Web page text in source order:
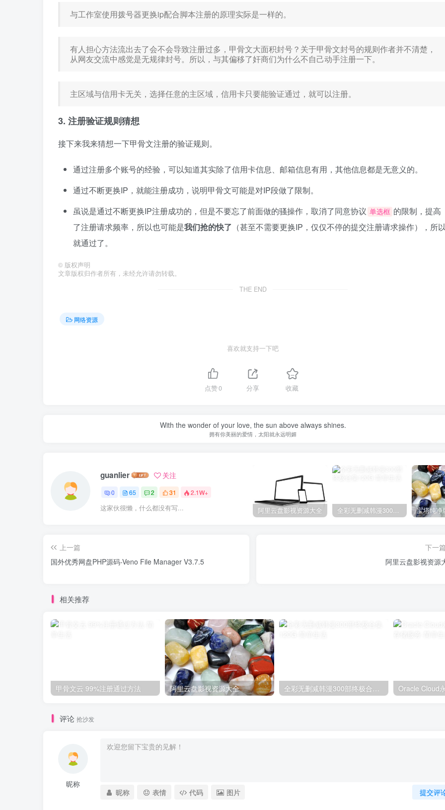
与工作室使用拨号器更换ip配合脚本注册的原理实际是一样的。
有人担心方法流出去了会不会导致注册过多，甲骨文大面积封号？关于甲骨文封号的规则作者并不清楚，
从网友交流中感觉是无规律封号。所以，与其偏移了奸商们为什么不自己动手注册一下。
主区域与信用卡无关，选择任意的主区域，信用卡只要能验证通过，就可以注册。
3. 注册验证规则猜想
接下来我来猜想一下甲骨文注册的验证规则。
通过注册多个账号的经验，可以知道其实除了信用卡信息、邮箱信息有用，其他信息都是无意义的。
通过不断更换IP，就能注册成功，说明甲骨文可能是对IP段做了限制。
虽说是通过不断更换IP注册成功的，但是不要忘了前面做的骚操作，取消了同意协议 单选框 的限制，提高
了注册请求频率，所以也可能是我们抢的快了 （甚至不需要更换IP，仅仅不停的提交注册请求操作），所
就通过了。
© 版权声明
文章版权归作者所有，未经允许请勿转载。
THE END
网络资源
喜欢就支持一下吧
点赞0 分享 收藏
With the wonder of your love, the sun above always shines.
拥有你美丽的爱情，太阳就永远明媚
guanlier 关注
0 65 2 31 2.1W+
这家伙很懒，什么都没有写... 阿里云盘影视资源大全 宝塔纯净
上一篇
国外优秀网盘PHP源码-Veno File Manager V3.7.5
下一
阿里云盘影视资源
相关推荐
甲骨文云 99%注册通过方法 阿里云盘影视资源大全
评论 抢沙发
昵称
提交评
昵称 表情 代码 图片